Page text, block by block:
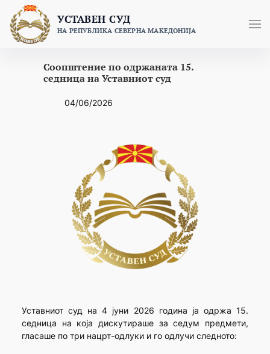
content
УСТАВЕН СУД
НА РЕПУБЛИКА СЕВЕРНА МАКЕДОНИЈА
Соопштение по одржаната 15.
седница на Уставниот суд
04/06/2026
Уставниот суд на 4 јуни 2026 година ја одржа 15.
седница на која дискутираше за седум предмети,
гласаше по три нацрт-одлуки и го одлучи следното: